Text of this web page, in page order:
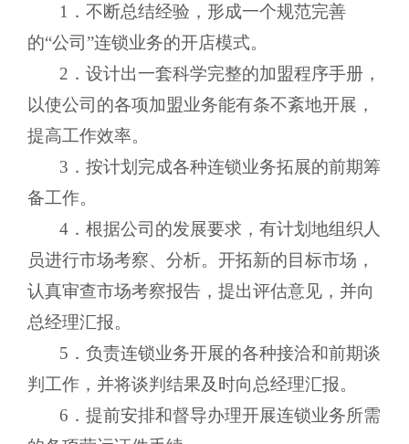
1．不断总结经验，形成一个规范完善
的“公司”连锁业务的开店模式。
2．设计出一套科学完整的加盟程序手册，
以使公司的各项加盟业务能有条不紊地开展，
提高工作效率。
3．按计划完成各种连锁业务拓展的前期筹
备工作。
4．根据公司的发展要求，有计划地组织人
员进行市场考察、分析。开拓新的目标市场，
认真审查市场考察报告，提出评估意见，并向
总经理汇报。
5．负责连锁业务开展的各种接洽和前期谈
判工作，并将谈判结果及时向总经理汇报。
6．提前安排和督导办理开展连锁业务所需